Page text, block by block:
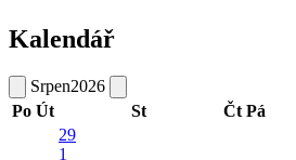
Kalendář
Srpen2026
Po Út St Čt Pá
29
1